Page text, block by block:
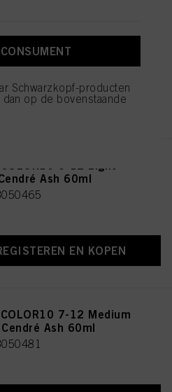
EN KOPEN
COLOR10 5-12 Light
Ash 60ml
EN KOPEN
COLOR10 7-12 Medium
Ash 60ml
Schwarzkopf-producten
op de bovenstaande